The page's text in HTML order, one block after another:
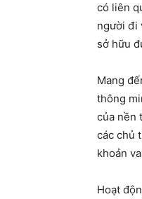
có liên
người đi
sở hữu
Mang
thông
của nền
các chủ
khoản
Hoạt